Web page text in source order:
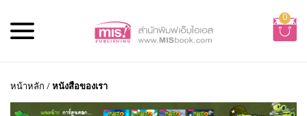
0
หน้าหลัก /หนังสือของเรา